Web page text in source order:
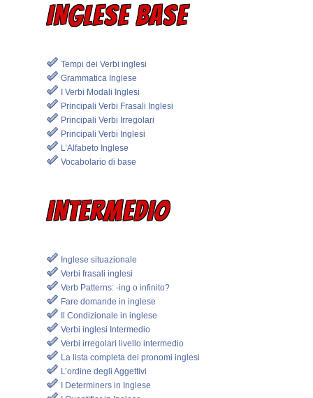
INGLESE BASE
Tempi dei Verbi inglesi
Grammatica Inglese
I Verbi Modali Inglesi
Principali Verbi Frasali Inglesi
Principali Verbi Irregolari
Principali Verbi Inglesi
L’Alfabeto Inglese
Vocabolario di base
INTERMEDIO
Inglese situazionale
Verbi frasali inglesi
Verb Patterns: -ing o infinito?
Fare domande in inglese
Il Condizionale in inglese
Verbi inglesi Intermedio
Verbi irregolari livello intermedio
La lista completa dei pronomi inglesi
L’ordine degli Aggettivi
I Determiners in Inglese